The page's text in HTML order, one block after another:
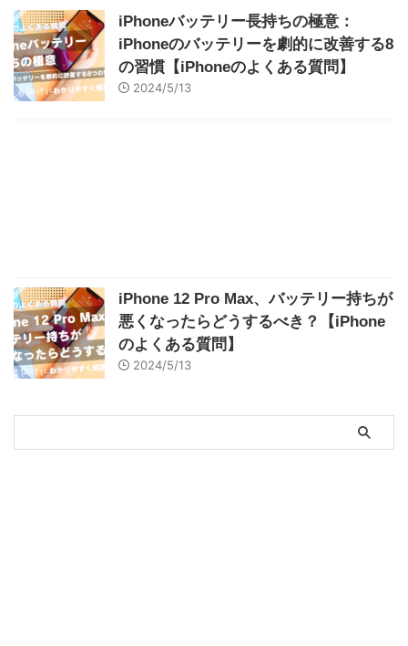
iPhoneバッテリー長持ちの極意：
iPhoneのバッテリーを劇的に改善する8
の習慣【iPhoneのよくある質問】
2024/5/13
iPhone 12 Pro Max、バッテリー持ちが
悪くなったらどうするべき？【iPhone
のよくある質問】
2024/5/13